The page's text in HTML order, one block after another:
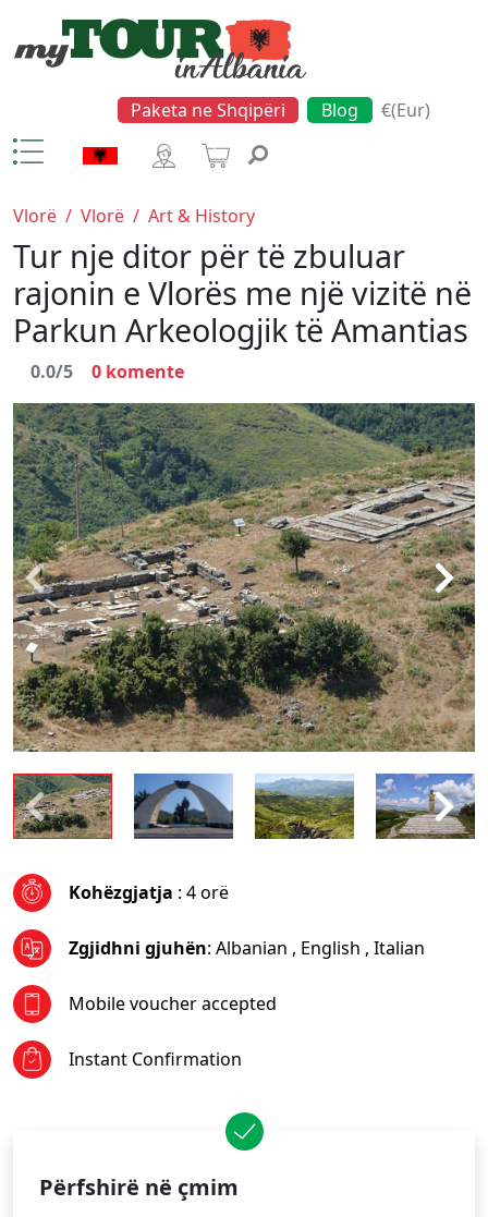
Paketa ne Shqipëri Blog €(Eur)
Vlorë / Vlorë / Art & History
Tur nje ditor për të zbuluar
rajonin e Vlorës me një vizitë në
Parkun Arkeologjik të Amantias
0.0/5 0 komente
Kohëzgjatja : 4 orë
Zgjidhni gjuhën: Albanian , English , Italian
Mobile voucher accepted
Instant Confirmation
Përfshirë në çmim